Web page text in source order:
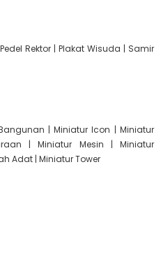
Pedel Rektor| Plakat Wisuda | Samir
|Miniatur Icon |Miniatur
|Miniatur Mesin | Miniatur
Adat | Miniatur Tower